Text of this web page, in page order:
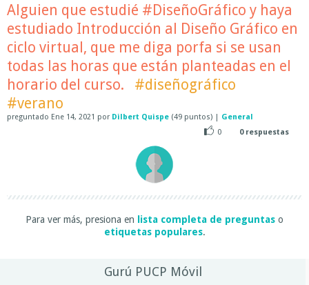
Alguien que estudié #DiseñoGráfico y haya
estudiado Introducción al Diseño Gráfico en
ciclo virtual, que me diga porfa si se usan
todas las horas que están planteadas en el
horario del curso.
#diseñográfico
#verano
preguntado Ene 14, 2021 por Dilbert Quispe (49 puntos) | General
0
0respuestas
Para ver más, presiona en lista completa de preguntas o
etiquetas populares.
Gurú PUCP Móvil